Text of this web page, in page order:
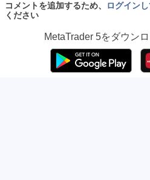
コメントを追加するため、 ログイン
ください
MetaTrader 5をダウン